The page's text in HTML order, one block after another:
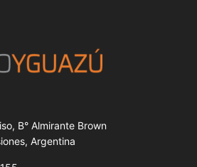
B° Almirante Brown
Argentina